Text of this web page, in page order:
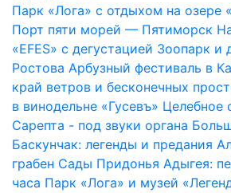
Парк «Лога» с отдыхом на озере
Порт пяти морей — Пятиморск
«EFES» с дегустацией Зоопарк и
Ростова Арбузный фестиваль в
край ветров и бесконечных
в винодельне «Гусевъ» Целебное
Сарепта - под звуки органа
Баскунчак: легенды и предания
грабен Сады Придонья Адыгея:
часа Парк «Лога» и музей